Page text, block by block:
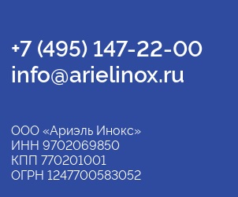
+7 (495) 147-22-00
info@arielinox.ru
ООО «Ариэль Инокс»
ИНН 9702069850
КПП 770201001
ОГРН 1247700583052